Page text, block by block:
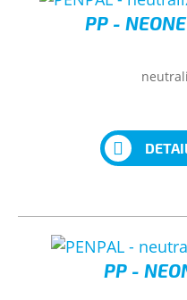
PP -
PP -